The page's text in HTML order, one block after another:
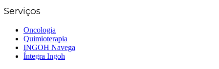
Serviços
Oncologia
Quimioterapia
INGOH Navega
Íntegra Ingoh